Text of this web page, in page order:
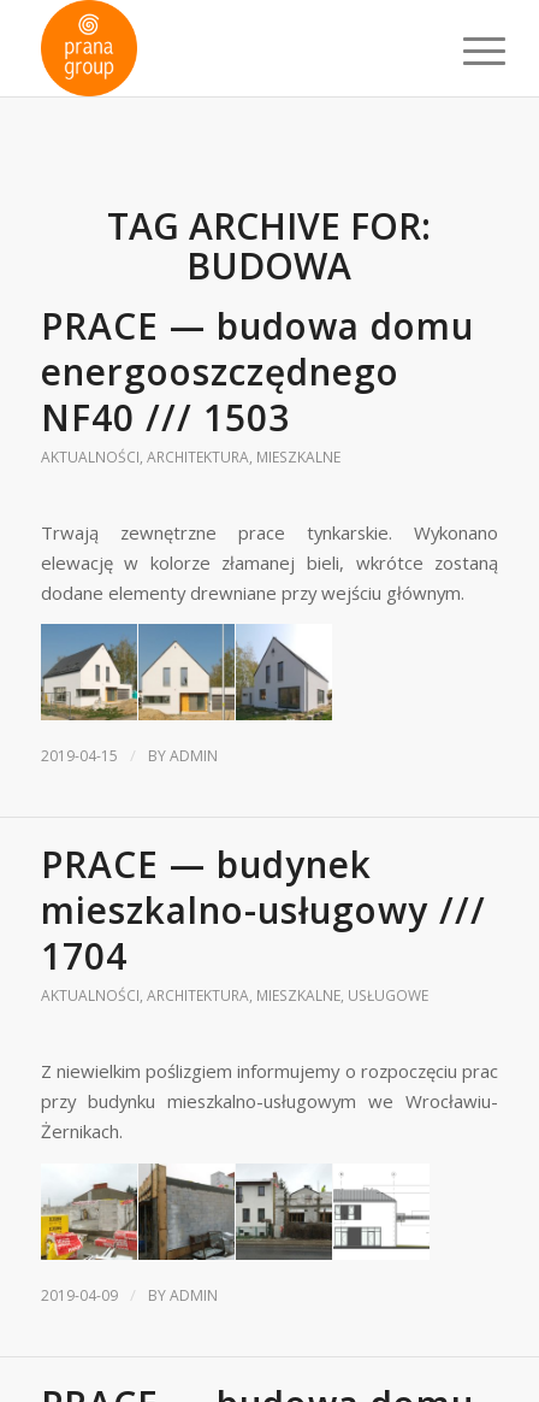
TAG ARCHIVE FOR:
BUDOWA
PRACE — budowa domu
energooszczędnego
NF40 /// 1503
AKTUALNOŚCI, ARCHITEKTURA, MIESZKALNE
Trwają zewnętrzne prace tynkarskie. Wykonano
elewację w kolorze złamanej bieli, wkrótce zostaną
dodane elementy drewniane przy wejściu głównym.
2019-04-15 / BYADMIN
PRACE — budynek
mieszkalno-usługowy ///
1704
AKTUALNOŚCI, ARCHITEKTURA, MIESZKALNE, USŁUGOWE
Z niewielkim poślizgiem informujemy o rozpoczęciu prac
przy budynku mieszkalno-usługowym we Wrocławiu-
Żernikach.
2019-04-09 / BYADMIN